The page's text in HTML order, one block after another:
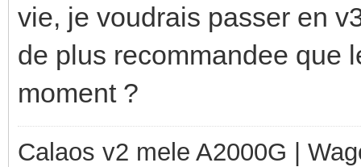
vie, je voudrais passer en
de plus recommandee que
moment ?
Calaos v2 mele A2000G |